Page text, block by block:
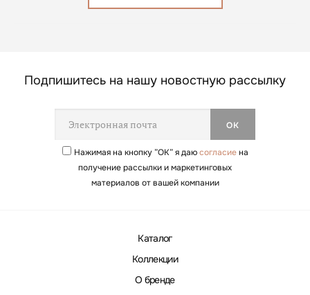
Подпишитесь на нашу новостную рассылку
Нажимая на кнопку ”ОК” я даюсогласиена
получение рассылки и маркетинговых
материалов от вашей компании
Каталог
Коллекции
О бренде